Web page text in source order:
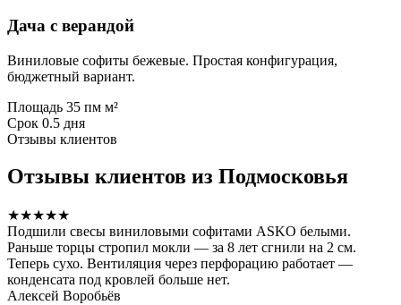
Дача с верандой
Виниловые софиты бежевые. Простая конфигурация,
бюджетный вариант.
Площадь 35 пм м²
Срок 0.5 дня
Отзывы клиентов
Отзывы клиентов из Подмосковья
★★★★★
Подшили свесы виниловыми софитами ASKO белыми.
Раньше торцы стропил мокли — за 8 лет сгнили на 2 см.
Теперь сухо. Вентиляция через перфорацию работает —
конденсата под кровлей больше нет.
Алексей Воробьёв